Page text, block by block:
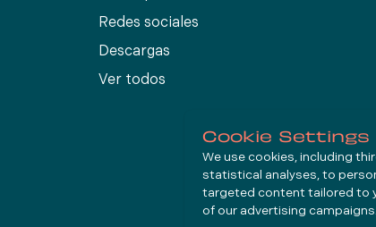
Redes sociales
Descargas
Ver todos
Cookie Settings
We use cookies, including
statistical analyses, to
targeted content tailored to
of our advertising campaigns.